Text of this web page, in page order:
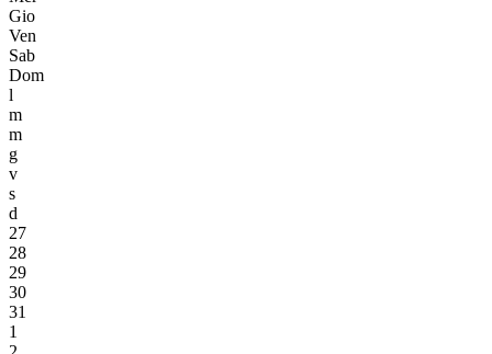
Gio
Ven
Sab
Dom
l
m
m
g
v
s
d
27
28
29
30
31
1